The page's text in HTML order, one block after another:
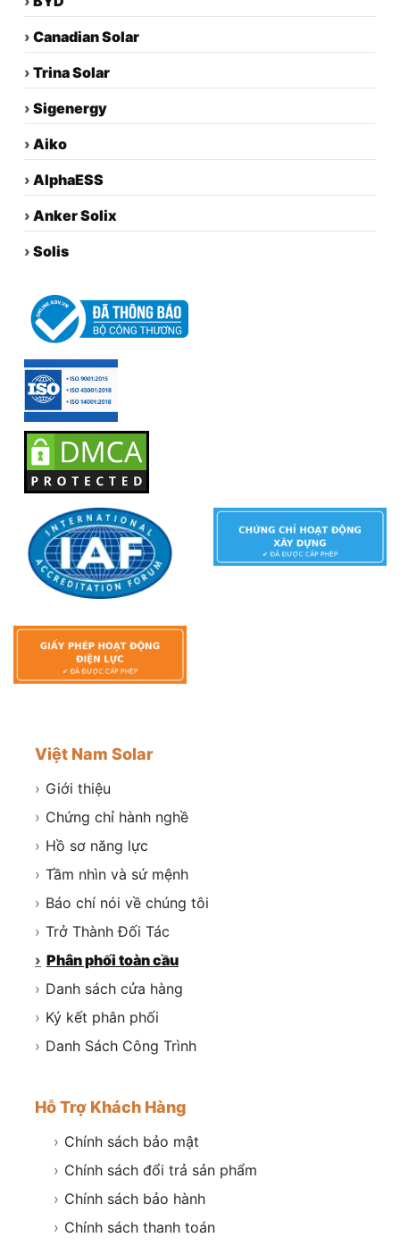
› Canadian Solar
› Trina Solar
› Sigenergy
› Aiko
› AlphaESS
› Anker Solix
› Solis
Việt Nam Solar
› Giới thiệu
› Chứng chỉ hành nghề
› Hồ sơ năng lực
› Tầm nhìn và sứ mệnh
› Báo chí nói về chúng tôi
› Trở Thành Đối Tác
› Phân phối toàn cầu
› Danh sách cửa hàng
› Ký kết phân phối
› Danh Sách Công Trình
Hỗ Trợ Khách Hàng
› Chính sách bảo mật
› Chính sách đổi trả sản phẩm
› Chính sách bảo hành
› Chính sách thanh toán